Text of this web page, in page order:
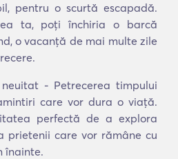
pentru o scurtă escapadă.
ta, poți închiria o barcă
o vacanță de mai multe zile
- Petrecerea timpului
care vor dura o viață.
perfectă de a explora
prietenii care vor rămâne cu
înainte.